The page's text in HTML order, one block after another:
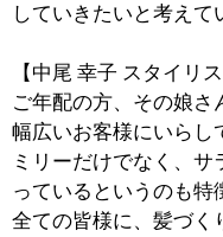
さい。
なるべくカウンセリングの時間
イメージの共有に努めています
と重複しますが、お客様の髪の
た薬剤の選択は常に考えている
自宅での手入れがしやすいスタ
お客様がお家に帰られてからも
ています。